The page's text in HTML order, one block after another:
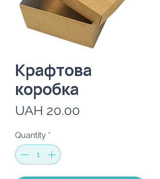
Крафтова
коробка
UAH 20.00
Quantity *